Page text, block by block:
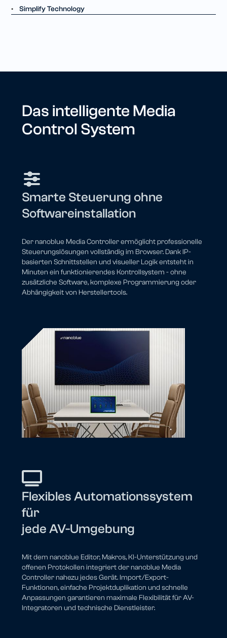
• Simplify Technology
Das intelligente Media
Control System
Smarte Steuerung ohne
Softwareinstallation
Der nanoblue Media Controller ermöglicht professionelle
Steuerungslösungen vollständig im Browser. Dank IP-
basierten Schnittstellen und visueller Logik entsteht in
Minuten ein funktionierendes Kontrollsystem - ohne
zusätzliche Software, komplexe Programmierung oder
Abhängigkeit von Herstellertools.
Flexibles Automationssystem
für
jede AV-Umgebung
Mit dem nanoblue Editor, Makros, KI-Unterstützung und
offenen Protokollen integriert der nanoblue Media
Controller nahezu jedes Gerät. Import/Export-
Funktionen, einfache Projektduplikation und schnelle
Anpassungen garantieren maximale Flexibilität für AV-
Integratoren und technische Dienstleister.